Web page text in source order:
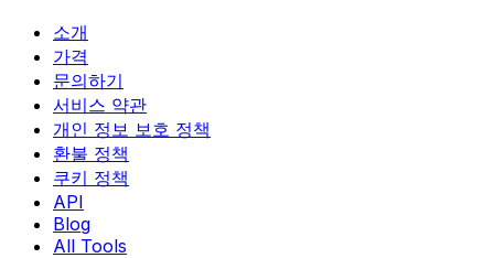
소개
가격
문의하기
서비스 약관
개인 정보 보호 정책
환불 정책
쿠키 정책
API
Blog
All Tools